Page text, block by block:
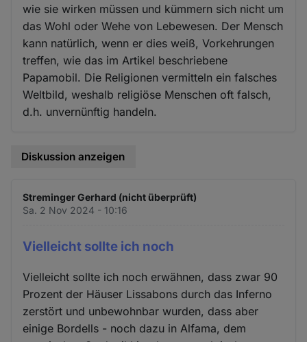
wie sie wirken müssen und kümmern sich nicht um
das Wohl oder Wehe von Lebewesen. Der Mensch
kann natürlich, wenn er dies weiß, Vorkehrungen
treffen, wie das im Artikel beschriebene
Papamobil. Die Religionen vermitteln ein falsches
Weltbild, weshalb religiöse Menschen oft falsch,
d.h. unvernünftig handeln.
Diskussion anzeigen
Streminger Gerhard (nicht überprüft)
Sa. 2 Nov 2024 - 10:16
Vielleicht sollte ich noch
Vielleicht sollte ich noch erwähnen, dass zwar 90
Prozent der Häuser Lissabons durch das Inferno
zerstört und unbewohnbar wurden, dass aber
einige Bordells - noch dazu in Alfama, dem